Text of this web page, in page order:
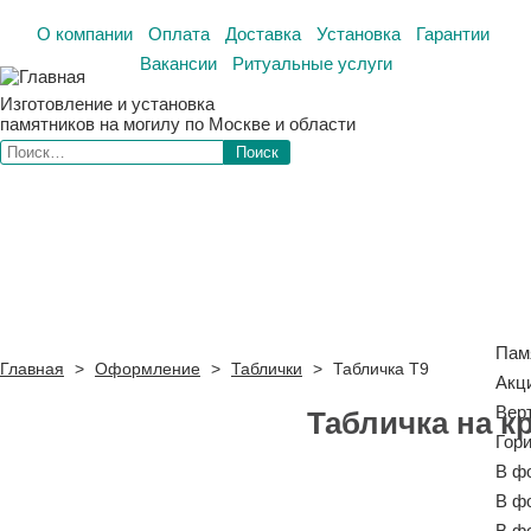
О компании Оплата Доставка Установка
Гарантии
Вакансии
Ритуальные услуги
Изготовление и установка
памятников на могилу по Москве и области
В
В
Главная > Оформление > Таблички > Табличка Т9
Табличка на